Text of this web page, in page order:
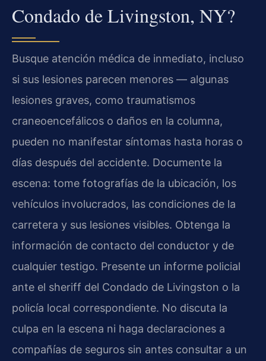
Condado de Livingston, NY?
Busque atención médica de inmediato, incluso
si sus lesiones parecen menores — algunas
lesiones graves, como traumatismos
craneoencefálicos o daños en la columna,
pueden no manifestar síntomas hasta horas o
días después del accidente. Documente la
escena: tome fotografías de la ubicación, los
vehículos involucrados, las condiciones de la
carretera y sus lesiones visibles. Obtenga la
información de contacto del conductor y de
cualquier testigo. Presente un informe policial
ante el sheriff del Condado de Livingston o la
policía local correspondiente. No discuta la
culpa en la escena ni haga declaraciones a
compañías de seguros sin antes consultar a un